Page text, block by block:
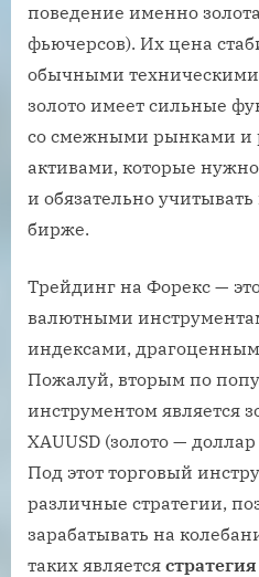
поведение именно
фьючерсов). Их цена
обычными
золото имеет сильные
со смежными рынками и
активами, которые
и обязательно учитывать
бирже.
Трейдинг на Форекс —
валютными
индексами,
Пожалуй, вторым по
инструментом является
XAUUSD (золото —
Под этот торговый
различные стратегии,
зарабатывать на
таких является